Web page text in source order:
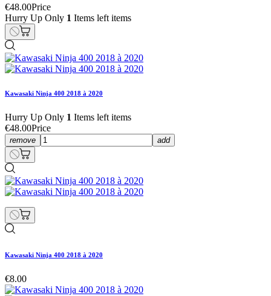
€48.00Price
Hurry Up Only 1 Items left items
Kawasaki Ninja 400 2018 à 2020
Hurry Up Only 1 Items left items
€48.00Price
remove add
Kawasaki Ninja 400 2018 à 2020
€8.00